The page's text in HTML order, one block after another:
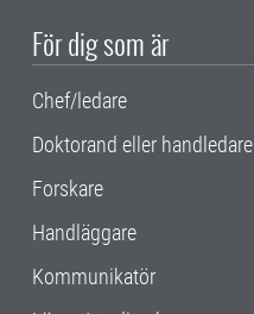
För dig som är
Chef/ledare
Doktorand eller handledare
Forskare
Handläggare
Kommunikatör